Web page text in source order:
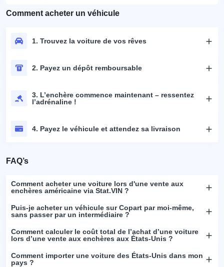
Comment acheter un véhicule
1. Trouvez la voiture de vos rêves
2. Payez un dépôt remboursable
3. L’enchère commence maintenant – ressentez
l’adrénaline !
4. Payez le véhicule et attendez sa livraison
FAQ’s
Comment acheter une voiture lors d'une vente aux
enchères américaine via Stat.VIN ?
Puis-je acheter un véhicule sur Copart par moi-même,
sans passer par un intermédiaire ?
Comment calculer le coût total de l’achat d’une voiture
lors d’une vente aux enchères aux États-Unis ?
Comment importer une voiture des États-Unis dans mon
pays ?